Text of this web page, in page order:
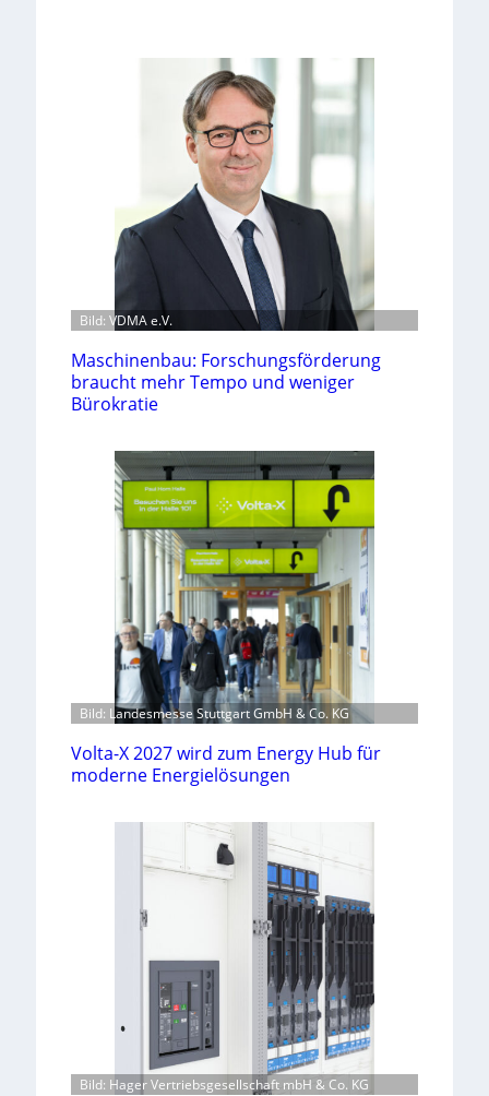
Bild: VDMA e.V.
Maschinenbau: Forschungsförderung
braucht mehr Tempo und weniger
Bürokratie
Bild: Landesmesse Stuttgart GmbH & Co. KG
Volta-X 2027 wird zum Energy Hub für
moderne Energielösungen
Bild: Hager Vertriebsgesellschaft mbH & Co. KG